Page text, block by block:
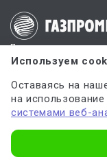
Партнер по
Партнер по
ИНН 540535727161,
Используем
Оставаясь на
на
системами веб-